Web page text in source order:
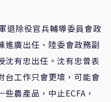
退除役官兵輔導委員會政
進廣出任、陸委會政務副
沈有忠出任。沈有忠曾表
台工作只會更壞，可能會
農產品，中止ECFA，